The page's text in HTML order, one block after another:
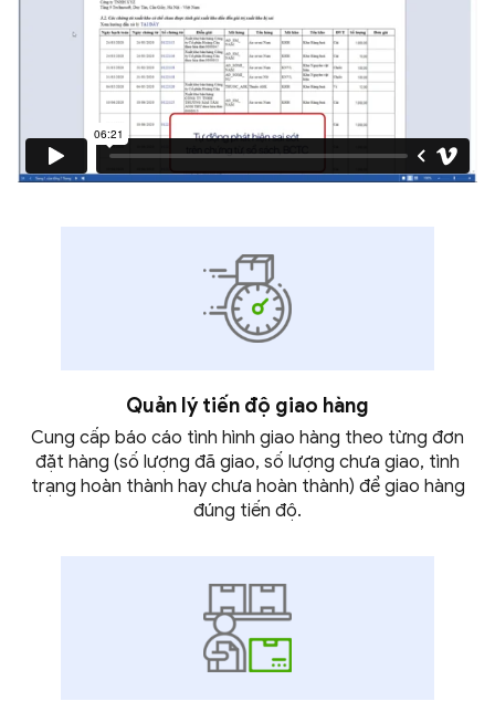
Quản lý tiến độ giao hàng
Cung cấp báo cáo tình hình giao hàng theo từng đơn
đặt hàng (số lượng đã giao, số lượng chưa giao, tình
trạng hoàn thành hay chưa hoàn thành) để giao hàng
đúng tiến độ.